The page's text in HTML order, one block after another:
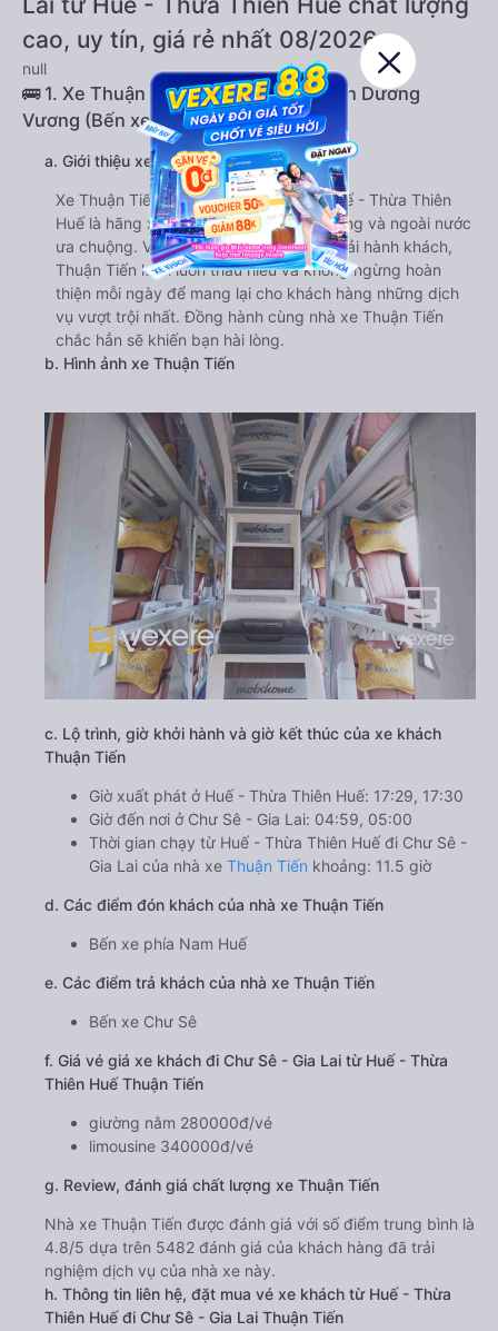
cao, uy tín, giá rẻ nhất 08/2026
null
🚌 1. Xe Thuận Tiến khởi hành tại 97 An Dương
Vương (Bến xe phía Nam Huế)
a. Giới thiệu xe Thuận Tiến
Xe Thuận Tiến đi Chư Sê - Gia Lai từ Huế - Thừa Thiên
Huế là hãng xe rất được hành khách trong và ngoài nước
ưa chuộng. Với nhiều năm phục vụ vận tải hành khách,
Thuận Tiến luôn luôn thấu hiểu và không ngừng hoàn
thiện mỗi ngày để mang lại cho khách hàng những dịch
vụ vượt trội nhất. Đồng hành cùng nhà xe Thuận Tiến
chắc hẳn sẽ khiến bạn hài lòng.
b. Hình ảnh xe Thuận Tiến
c. Lộ trình, giờ khởi hành và giờ kết thúc của xe khách
Thuận Tiến
Giờ xuất phát ở Huế - Thừa Thiên Huế: 17:29, 17:30
Giờ đến nơi ở Chư Sê - Gia Lai: 04:59, 05:00
Thời gian chạy từ Huế - Thừa Thiên Huế đi Chư Sê -
Gia Lai của nhà xe Thuận Tiến khoảng: 11.5 giờ
d. Các điểm đón khách của nhà xe Thuận Tiến
Bến xe phía Nam Huế
e. Các điểm trả khách của nhà xe Thuận Tiến
Bến xe Chư Sê
f. Giá vé giá xe khách đi Chư Sê - Gia Lai từ Huế - Thừa
Thiên Huế Thuận Tiến
giường nằm 280000đ/vé
limousine 340000đ/vé
g. Review, đánh giá chất lượng xe Thuận Tiến
Nhà xe Thuận Tiến được đánh giá với số điểm trung bình là
4.8/5 dựa trên 5482 đánh giá của khách hàng đã trải
nghiệm dịch vụ của nhà xe này.
h. Thông tin liên hệ, đặt mua vé xe khách từ Huế - Thừa
Thiên Huế đi Chư Sê - Gia Lai Thuận Tiến